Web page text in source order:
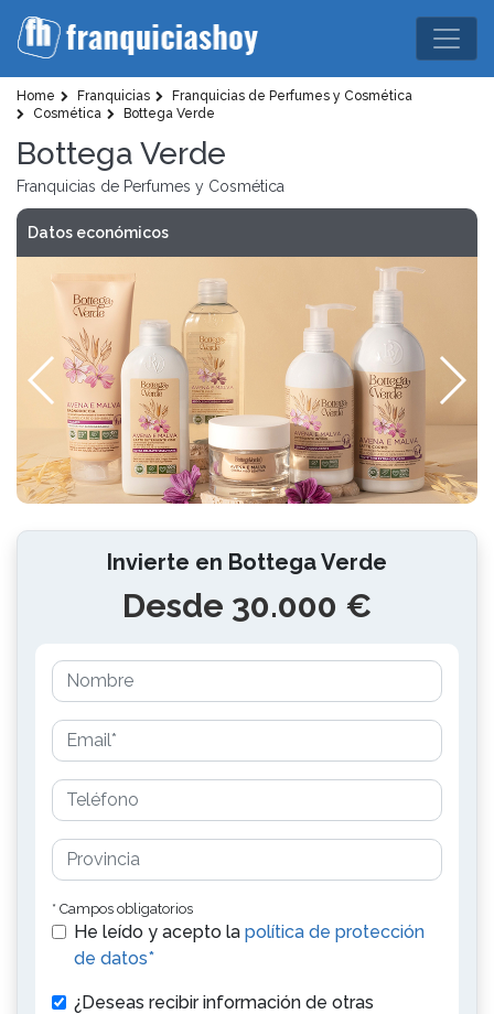
Home Franquicias
Franquicias de Perfumes y Cosmética
Cosmética
Bottega Verde
Bottega Verde
Franquicias de Perfumes y Cosmética
Datos económicos
Invierte en Bottega Verde
Desde 30.000 €
* Campos obligatorios
He leído y acepto la política de protección
de datos*
¿Deseas recibir información de otras